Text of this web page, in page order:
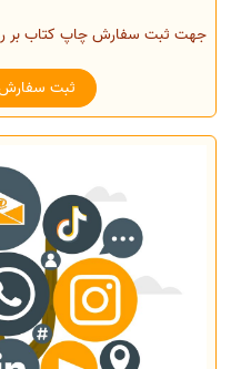
جهت ثبت سفارش چاپ کتاب بر
ثبت